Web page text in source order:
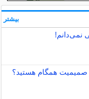
نمی‌دانم!
صمیمیت همگام هستید؟
بیشتر